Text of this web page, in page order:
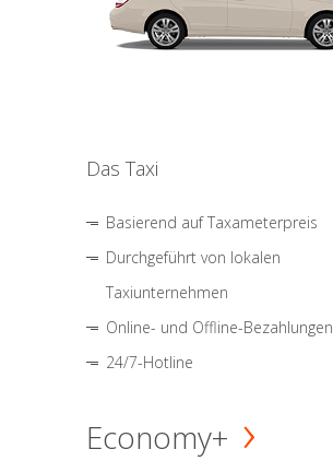
Das Taxi
Basierend auf Taxameterpreis
Durchgeführt von lokalen
Taxiunternehmen
Online- und Offline-Bezahlungen
24/7-Hotline
Economy+